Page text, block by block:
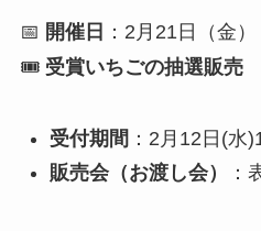
📅 開催日 ：2月21日（金）
🎟️ 受賞いちごの抽選販売
受付期間 ：2月12日(水
販売会（お渡し会）
：